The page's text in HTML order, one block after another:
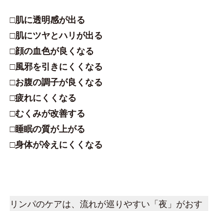
□肌に透明感が出る
□肌にツヤとハリが出る
□顔の血色が良くなる
□風邪を引きにくくなる
□お腹の調子が良くなる
□疲れにくくなる
□むくみが改善する
□睡眠の質が上がる
□身体が冷えにくくなる
リンパのケアは、流れが巡りやすい「夜」がおす